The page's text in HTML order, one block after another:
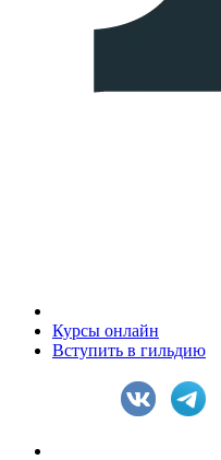
Курсы онлайн
Вступить в гильдию